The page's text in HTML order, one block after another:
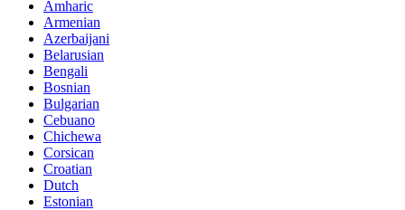
Amharic
Armenian
Azerbaijani
Belarusian
Bengali
Bosnian
Bulgarian
Cebuano
Chichewa
Corsican
Croatian
Dutch
Estonian